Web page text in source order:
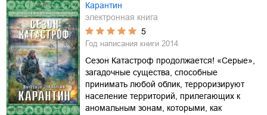
Карантин
электронная книга
5
Год написания книги 2014
Сезон Катастроф продолжается! «Серые»,
загадочные существа, способные
принимать любой облик, терроризируют
население территорий, прилегающих к
аномальным зонам, которыми, как